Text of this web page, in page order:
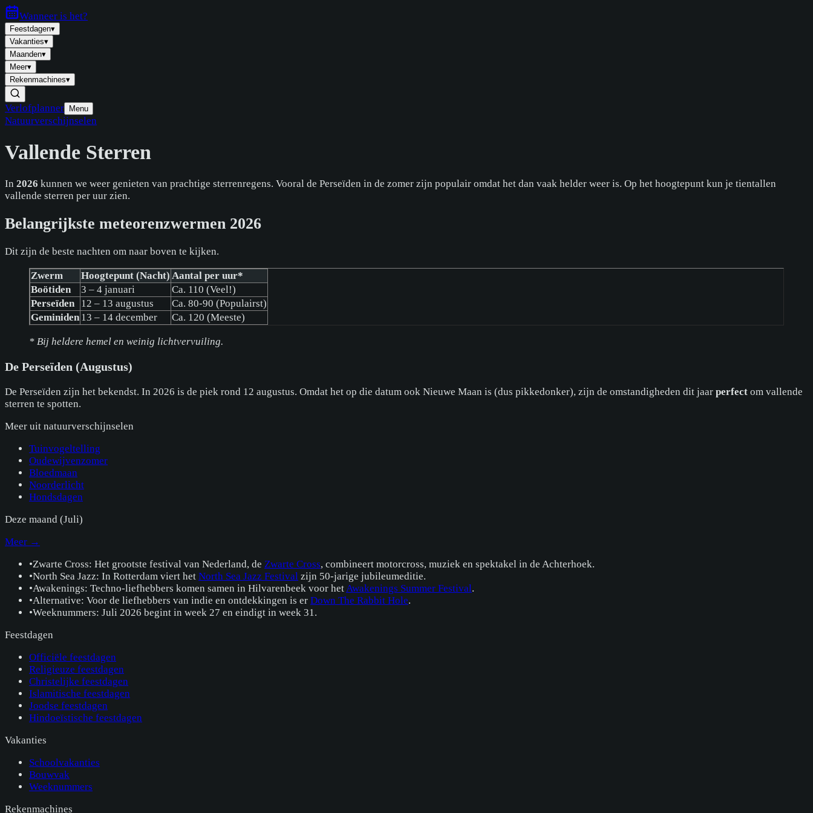
Wanneer is het?
Feestdagen▾
Vakanties▾
Maanden▾
Meer▾
Rekenmachines▾
Verlofplanner Menu
Natuurverschijnselen
Vallende Sterren
In 2026 kunnen we weer genieten van prachtige sterrenregens. Vooral de Perseïden in de zomer zijn populair omdat het dan vaak helder weer is. Op het hoogtepunt kun je tientallen
vallende sterren per uur zien.
Belangrijkste meteorenzwermen 2026
Dit zijn de beste nachten om naar boven te kijken.
Zwerm Hoogtepunt (Nacht) Aantal per uur*
Boötiden
3 – 4 januari
Ca. 110 (Veel!)
Perseïden
12 – 13 augustus
Ca. 80-90 (Populairst)
Geminiden 13 – 14 december Ca. 120 (Meeste)
* Bij heldere hemel en weinig lichtvervuiling.
De Perseïden (Augustus)
De Perseïden zijn het bekendst. In 2026 is de piek rond 12 augustus. Omdat het op die datum ook Nieuwe Maan is (dus pikkedonker), zijn de omstandigheden dit jaar perfect om vallende
sterren te spotten.
Meer uit natuurverschijnselen
Tuinvogeltelling
Oudewijvenzomer
Bloedmaan
Noorderlicht
Hondsdagen
Deze maand (Juli)
Meer →
•Zwarte Cross: Het grootste festival van Nederland, de Zwarte Cross, combineert motorcross, muziek en spektakel in de Achterhoek.
•North Sea Jazz: In Rotterdam viert het North Sea Jazz Festival zijn 50-jarige jubileumeditie.
•Awakenings: Techno-liefhebbers komen samen in Hilvarenbeek voor het Awakenings Summer Festival.
•Alternative: Voor de liefhebbers van indie en ontdekkingen is er Down The Rabbit Hole.
•Weeknummers: Juli 2026 begint in week 27 en eindigt in week 31.
Feestdagen
Officiële feestdagen
Religieuze feestdagen
Christelijke feestdagen
Islamitische feestdagen
Joodse feestdagen
Hindoeïstische feestdagen
Vakanties
Schoolvakanties
Bouwvak
Weeknummers
Rekenmachines